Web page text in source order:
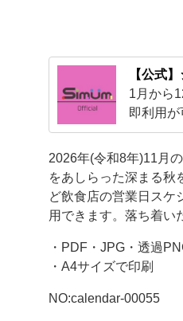
彩
風
の
背
景
に
ど
【公式
1月から
即利用
事が可
2026年(令和8年)11月
をあしらった深まる秋
ど飲食店の営業日スケ
用できます。落ち着い
・PDF・JPG・透過
・A4サイズで印刷
NO:calendar-00055